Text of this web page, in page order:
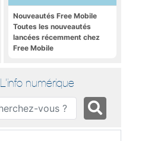
Nouveautés Free Mobile
Toutes les nouveautés
lancées récemment chez
Free Mobile
L'info numérique